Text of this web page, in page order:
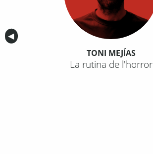
Anterior
◀︎
TONI MEJÍAS
La rutina de l'horror